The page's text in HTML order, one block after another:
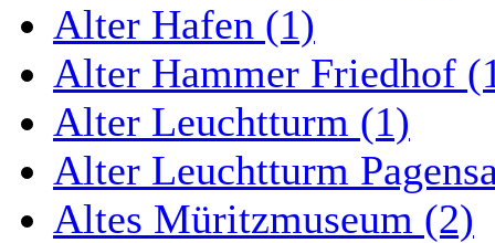
Alter Hafen (1)
Alter Hammer Friedhof
Alter Leuchtturm (1)
Alter Leuchtturm
Altes Müritzmuseum (2)